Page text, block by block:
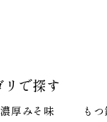
リで探す
厚みそ味
も